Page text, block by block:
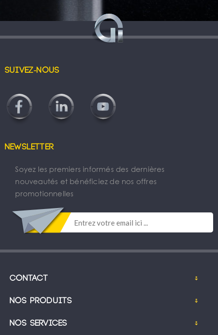
Suivez-nous
Newsletter
Soyez les premiers informés des dernières
nouveautés et bénéficiez de nos offres
promotionnelles
Contact
Nos produits
Nos services